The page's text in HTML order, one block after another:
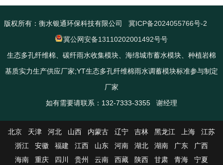
版权所有：衡水银通环保科技有限公司
冀ICP备2024055766号-2
冀公网安备13110202001492号号
生态多孔纤维棉、碳纤雨水收集模块、海绵城市蓄水模块、种植岩棉
基质实力生产供应厂家;YT生态多孔纤维棉雨水调蓄模块标准参与制定
厂家
如有需要请联系：132-7333-3355 谢经理
北京 天津 河北 山西 内蒙古 辽宁 吉林 黑龙江 上海
江苏
浙江
安徽 福建 江西 山东 河南 湖北 湖南 广东
广西
海南
重庆 四川 贵州 云南 西藏 陕西 甘肃 青海 宁夏